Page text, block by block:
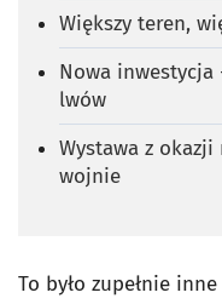
Większy teren,
Nowa
lwów
Wystawa z
wojnie
To było zupełnie